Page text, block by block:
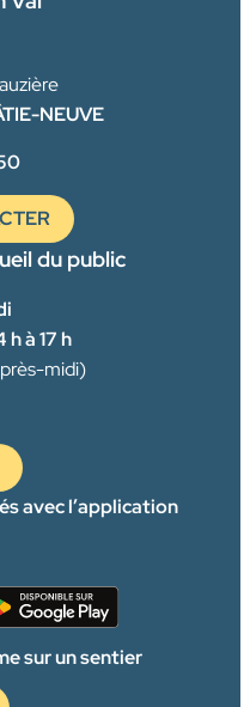
NEUVE
du public
h à 17 h
midi)
avec l’application
sur un sentier